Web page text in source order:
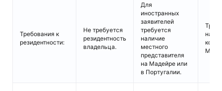
Требования к
резидентности:
Не требуется
резидентность
владельца.
Для
иностранных
заявителей
требуется
наличие
местного
представителя
на Мадейре или
в Португалии.